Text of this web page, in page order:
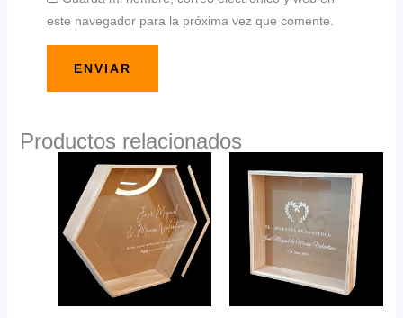
este navegador para la próxima vez que comente.
Productos relacionados